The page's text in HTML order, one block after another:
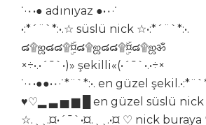
˙·٠•● adınıyaz ●•٠·˙
•:*´¨`*:•.☆ süslü nick ☆•:*´¨`*:•.
๘۩ஜ๘๘۩¤ۣۜ๘۩ஜ๘๘۩¤ۣۜ๘۩ஜॐ
×÷•.•´¯`•)» şekilli«(•´¯`•.•÷×
♥♡▂ ▃ ▅ ▆ █ en güzel süslü
☆.¸¸.¤•´¯`•¤.¸¸.•¤ ♡ nick buraya